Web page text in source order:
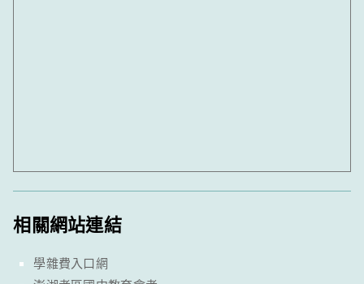
相關網站連結
學雜費入口網